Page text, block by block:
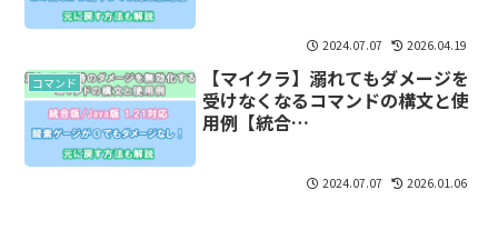
2024.07.07 2026.04.19
コマンド
【マイクラ】溺れてもダメージを
受けなくなるコマンドの構文と使
用例【統合…
2024.07.07 2026.01.06